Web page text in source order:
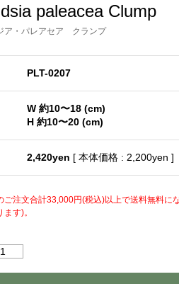
paleacea Clump
ア・パレアセア クランプ
PLT-0207
W 約10〜18 (cm)
H 約10〜20 (cm)
2,420yen [ 本体価格 : 2,200yen ]
ご注文合計33,000円(税込)以上で送料無料に
す)。